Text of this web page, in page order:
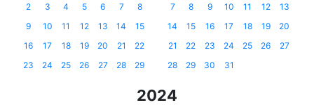
2
3 4 5 6 7
8
9
10 11 12 13 14
15
16
17 18 19 20 21
22
23
24 25 26 27 28 29
7
8 9 10 11 12
13
14
15 16 17 18 19
20
21
22 23 24 25 26
27
28
29 30 31
2024